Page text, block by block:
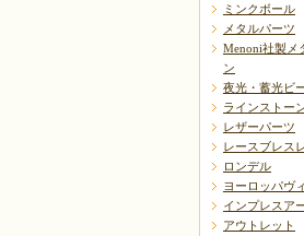
ミンクボール
メタルパーツ
Menoni社製メ
ン
夜光・蓄光ビ
ラインストー
レザーパーツ
レースブレス
ロンデル
ヨーロッパヴ
インプレスア
アウトレット